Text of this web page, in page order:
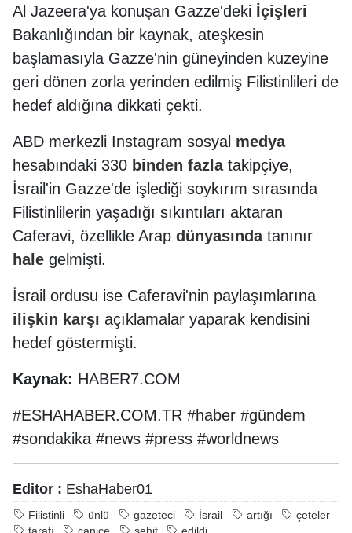
Al Jazeera'ya konuşan Gazze'deki İçişleri
Bakanlığından bir kaynak, ateşkesin
başlamasıyla Gazze'nin güneyinden kuzeyine
geri dönen zorla yerinden edilmiş Filistinlileri de
hedef aldığına dikkati çekti.
ABD merkezli Instagram sosyal medya
hesabındaki 330 binden fazlatakipçiye,
İsrail'in Gazze'de işlediği soykırım sırasında
Filistinlilerin yaşadığı sıkıntıları aktaran
Caferavi, özellikle Arap dünyasındatanınır
hale gelmişti.
İsrail ordusu ise Caferavi'nin paylaşımlarına
ilişkin karşı açıklamalar yaparak kendisini
hedef göstermişti.
Kaynak: HABER7.COM
#ESHAHABER.COM.TR #haber #gündem
#sondakika #news #press #worldnews
Editor : EshaHaber01
Filistinli ünlü gazeteci İsrail artığı
çeteler